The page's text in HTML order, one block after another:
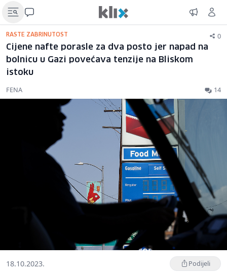
RASTE ZABRINUTOST 0
Cijene nafte porasle za dva posto jer napad na
bolnicu u Gazi povećava tenzije na Bliskom
istoku
FENA 14
18.10.2023. Podijeli